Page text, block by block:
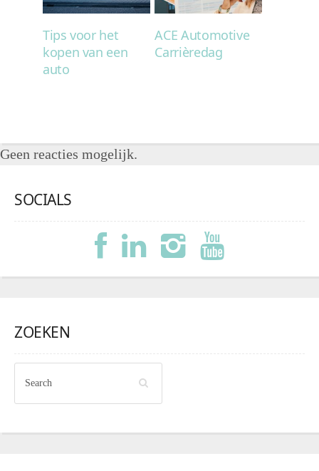
Tips voor het
kopen van een
auto
ACE Automotive
Carrièredag
Geen reacties mogelijk.
SOCIALS
ZOEKEN